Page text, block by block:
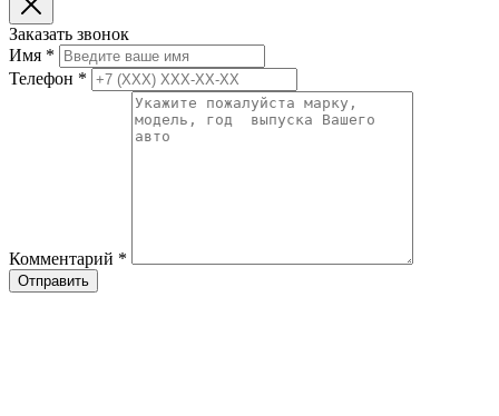
Заказать звонок
Имя *
Телефон *
Комментарий *
Отправить